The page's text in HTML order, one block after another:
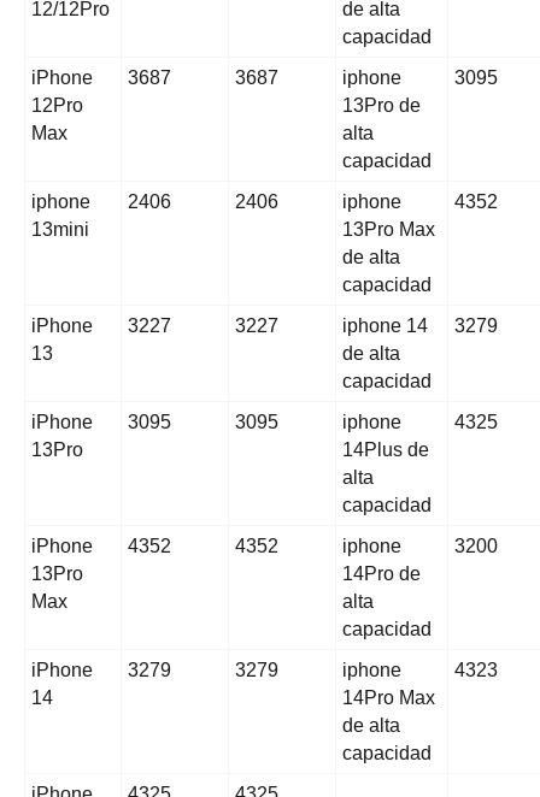
12/12Pro
de alta
capacidad
iPhone
12Pro
Max
3687 3687
iphone
13Pro de
alta
capacidad
3095
iphone
13mini
2406 2406
iphone
13Pro Max
de alta
capacidad
4352
iPhone
13
3227 3227
iphone 14
de alta
capacidad
3279
iPhone
13Pro
3095 3095
iphone
14Plus de
alta
capacidad
4325
iPhone
13Pro
Max
4352 4352
iphone
14Pro de
alta
capacidad
3200
iPhone
14
3279 3279
iphone
14Pro Max
de alta
capacidad
4323